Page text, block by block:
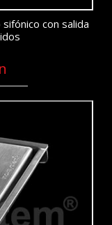
con salida